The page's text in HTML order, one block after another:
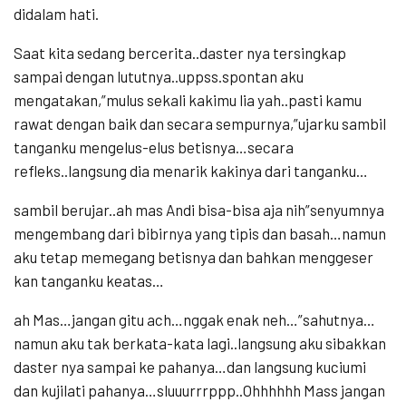
didalam hati.
Saat kita sedang bercerita..daster nya tersingkap
sampai dengan lututnya..uppss.spontan aku
mengatakan,”mulus sekali kakimu lia yah..pasti kamu
rawat dengan baik dan secara sempurnya,”ujarku sambil
tanganku mengelus-elus betisnya…secara
refleks..langsung dia menarik kakinya dari tanganku…
sambil berujar..ah mas Andi bisa-bisa aja nih”senyumnya
mengembang dari bibirnya yang tipis dan basah…namun
aku tetap memegang betisnya dan bahkan menggeser
kan tanganku keatas…
ah Mas…jangan gitu ach…nggak enak neh…”sahutnya…
namun aku tak berkata-kata lagi..langsung aku sibakkan
daster nya sampai ke pahanya…dan langsung kuciumi
dan kujilati pahanya…sluuurrrppp..Ohhhhhh Mass jangan